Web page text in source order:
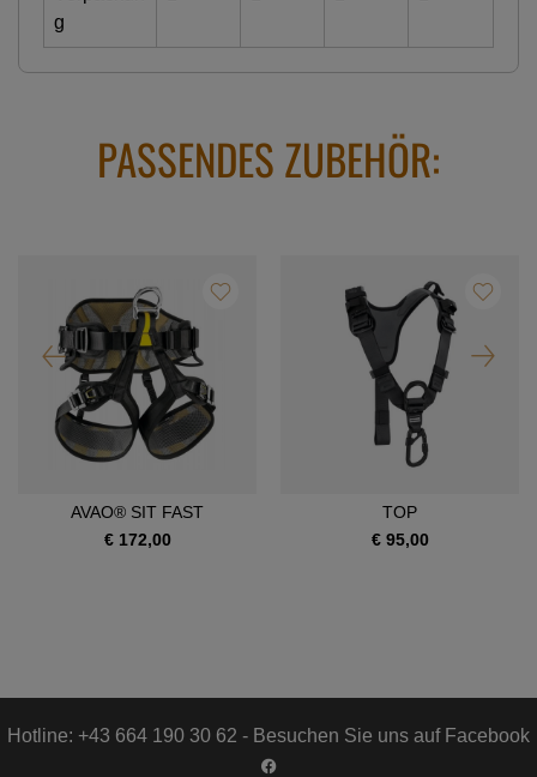
g
PASSENDES ZUBEHÖR:
AVAO® SIT FAST
€ 172,00
TOP
€ 95,00
Hotline: +43 664 190 30 62 - Besuchen Sie uns auf Facebook